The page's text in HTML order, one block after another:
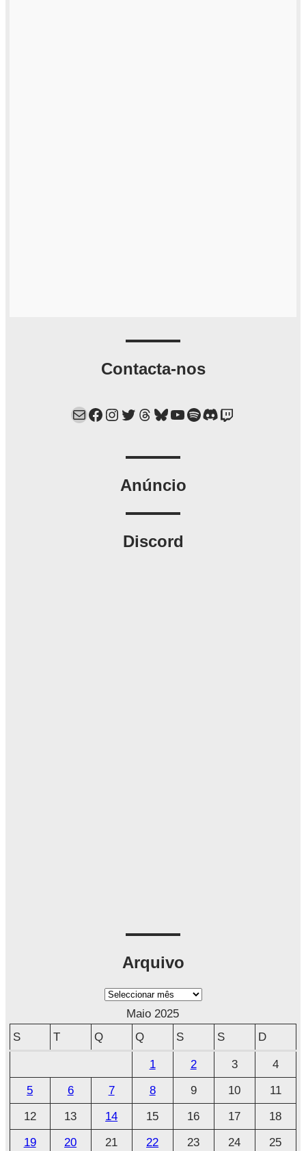
Contacta-nos
Mail Facebook Instagram Twitter Threads Bluesky YouTube Spotify Discord Twitch
Anúncio
Discord
Arquivo
A
v
o
Maio 2025
S
T Q Q S S D
1 2 3
4
5
6 7 8 9 10
11
12
13 14 15 16 17
18
19
20 21 22 23 24
25